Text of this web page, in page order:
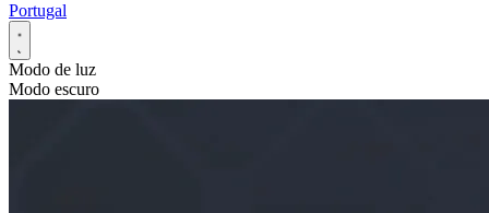
Portugal
Modo de luz
Modo escuro